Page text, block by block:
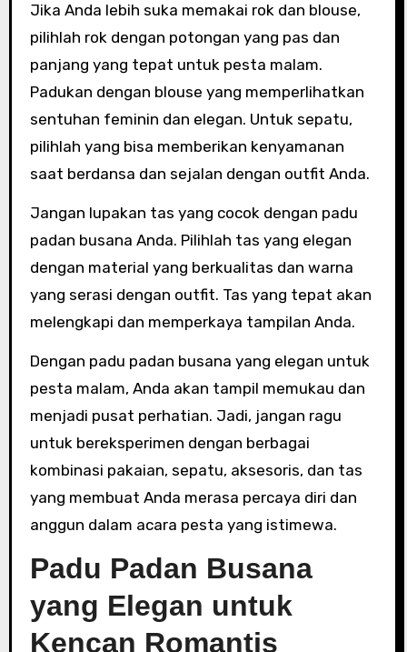
Jika Anda lebih suka memakai rok dan blouse,
pilihlah rok dengan potongan yang pas dan
panjang yang tepat untuk pesta malam.
Padukan dengan blouse yang memperlihatkan
sentuhan feminin dan elegan. Untuk sepatu,
pilihlah yang bisa memberikan kenyamanan
saat berdansa dan sejalan dengan outfit Anda.
Jangan lupakan tas yang cocok dengan padu
padan busana Anda. Pilihlah tas yang elegan
dengan material yang berkualitas dan warna
yang serasi dengan outfit. Tas yang tepat akan
melengkapi dan memperkaya tampilan Anda.
Dengan padu padan busana yang elegan untuk
pesta malam, Anda akan tampil memukau dan
menjadi pusat perhatian. Jadi, jangan ragu
untuk bereksperimen dengan berbagai
kombinasi pakaian, sepatu, aksesoris, dan tas
yang membuat Anda merasa percaya diri dan
anggun dalam acara pesta yang istimewa.
Padu Padan Busana
yang Elegan untuk
Kencan Romantis